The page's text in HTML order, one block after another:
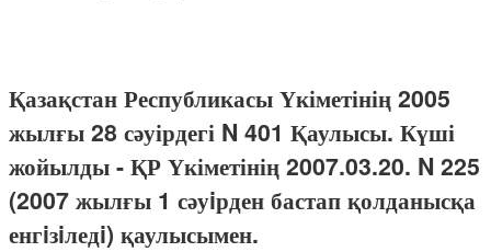
Қазақстан Республикасы Үкіметінің 2005
жылғы 28 сәуірдегі N 401 Қаулысы. Күші
жойылды - ҚР Үкіметінің 2007.03.20. N 225
(2007 жылғы 1 сәуiрден бастап қолданысқа
енгiзiледi) қаулысымен.